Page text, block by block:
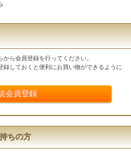
ら会員登録を行ってください。
録しておくと便利にお買い物ができるように
ちの方